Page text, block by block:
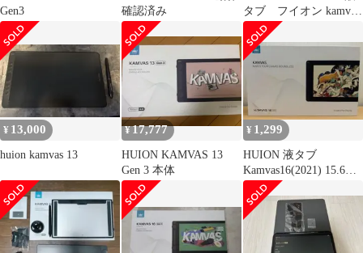
Gen3
確認済み
タブ フイオン kamvas
13インチ
¥ 13,000
huion kamvas 13
¥17,777
HUION KAMVAS 13
Gen 3 本体
¥ 1,299
HUION 液タブ
Kamvas16(2021) 15.6イ
ンチ専用スタンド付き